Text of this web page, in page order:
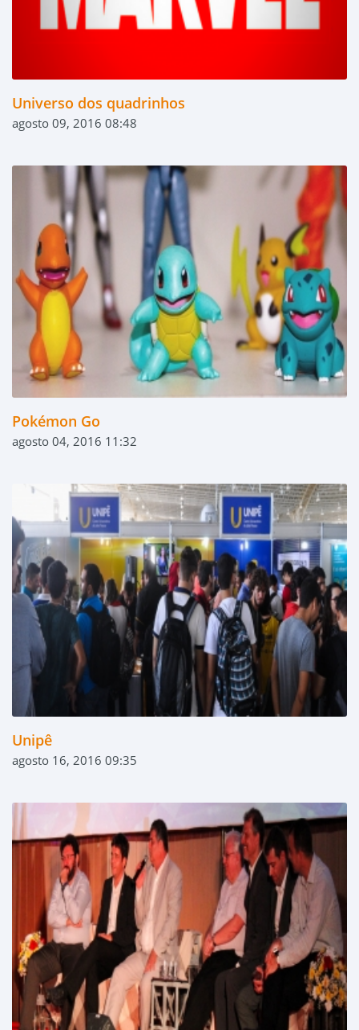
Universo dos quadrinhos
agosto 09, 2016 08:48
Pokémon Go
agosto 04, 2016 11:32
Unipê
agosto 16, 2016 09:35